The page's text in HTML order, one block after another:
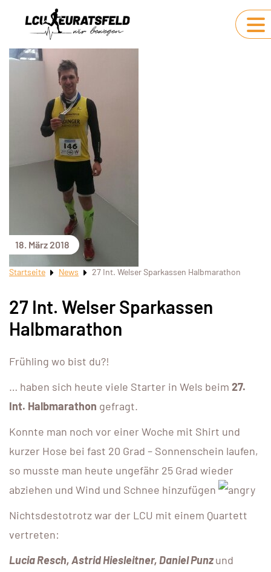
18. März 2018
Startseite News 27 Int. Welser Sparkassen Halbmarathon
27 Int. Welser Sparkassen
Halbmarathon
Frühling wo bist du?!
… haben sich heute viele Starter in Wels beim 27.
Int. Halbmarathon gefragt.
Konnte man noch vor einer Woche mit Shirt und
kurzer Hose bei fast 20 Grad – Sonnenschein laufen,
so musste man heute ungefähr 25 Grad wieder
abziehen und Wind und Schnee hinzufügen
Nichtsdestotrotz war der LCU mit einem Quartett
vertreten:
Lucia Resch, Astrid Hiesleitner, Daniel Punzund